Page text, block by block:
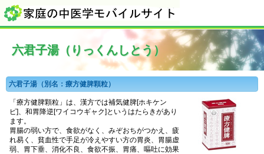
六君子湯（りっくんしとう）
六君子湯（別名：療方健脾顆粒）
「療方健脾顆粒」は、漢方では補気健脾[ホキケン
ピ]、和胃降逆[ワイコウギャク]というはたらきがあり
ます。
胃腸の弱い方で、食欲がなく、みぞおちがつかえ、疲
れ易く、貧血性で手足が冷えやすい方の胃炎、胃腸虚
弱、胃下垂、消化不良、食欲不振、胃痛、嘔吐に効果